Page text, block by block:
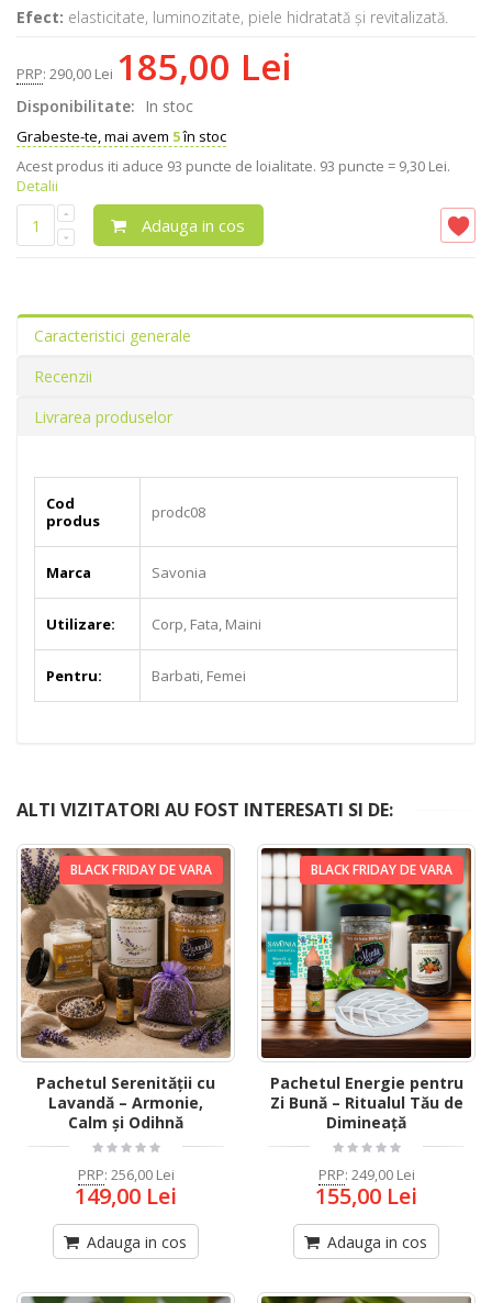
Efect: elasticitate, luminozitate, piele hidratată și revitalizată.
PRP: 290,00 Lei 185,00 Lei
Disponibilitate: In stoc
Grabeste-te, mai avem 5în stoc
Acest produs iti aduce 93 puncte de loialitate. 93 puncte = 9,30 Lei.
Detalii
Adauga in cos
Caracteristici generale
Recenzii
Livrarea produselor
Cod
produs
prodc08
Marca Savonia
Utilizare: Corp, Fata, Maini
Pentru: Barbati, Femei
ALTI VIZITATORI AU FOST INTERESATI SI DE:
BLACK FRIDAY DE VARA
Pachetul Serenității cu
Lavandă – Armonie,
Calm și Odihnă
PRP: 256,00 Lei
149,00 Lei
Adauga in cos
BLACK FRIDAY DE VARA
Pachetul Energie pentru
Zi Bună – Ritualul Tău de
Dimineață
PRP: 249,00 Lei
155,00 Lei
Adauga in cos